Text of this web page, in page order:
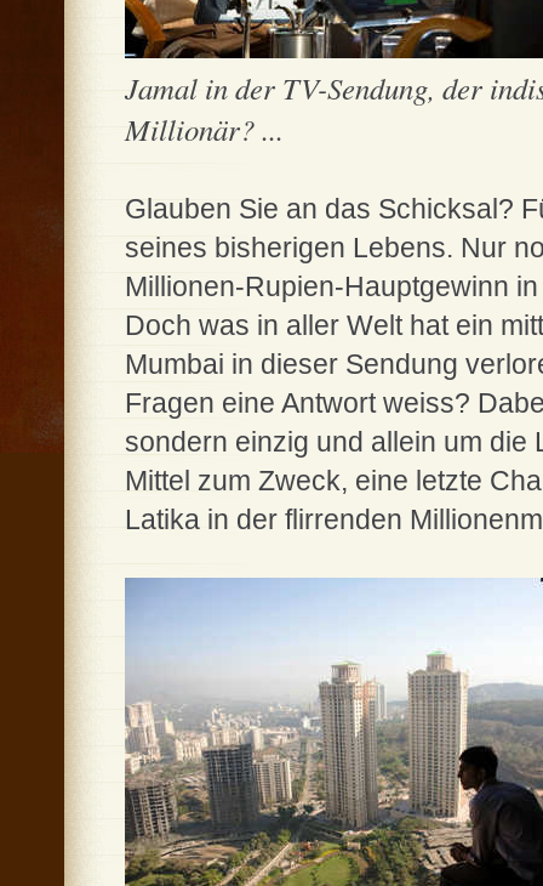
Jamal in der TV-Sendung, der
Millionär? ...
Glauben Sie an das Schicksal?
seines bisherigen Lebens. Nur
Millionen-Rupien-Hauptgewinn
Doch was in aller Welt hat ein
Mumbai in dieser Sendung
Fragen eine Antwort weiss?
sondern einzig und allein um die
Mittel zum Zweck, eine letzte
Latika in der flirrenden